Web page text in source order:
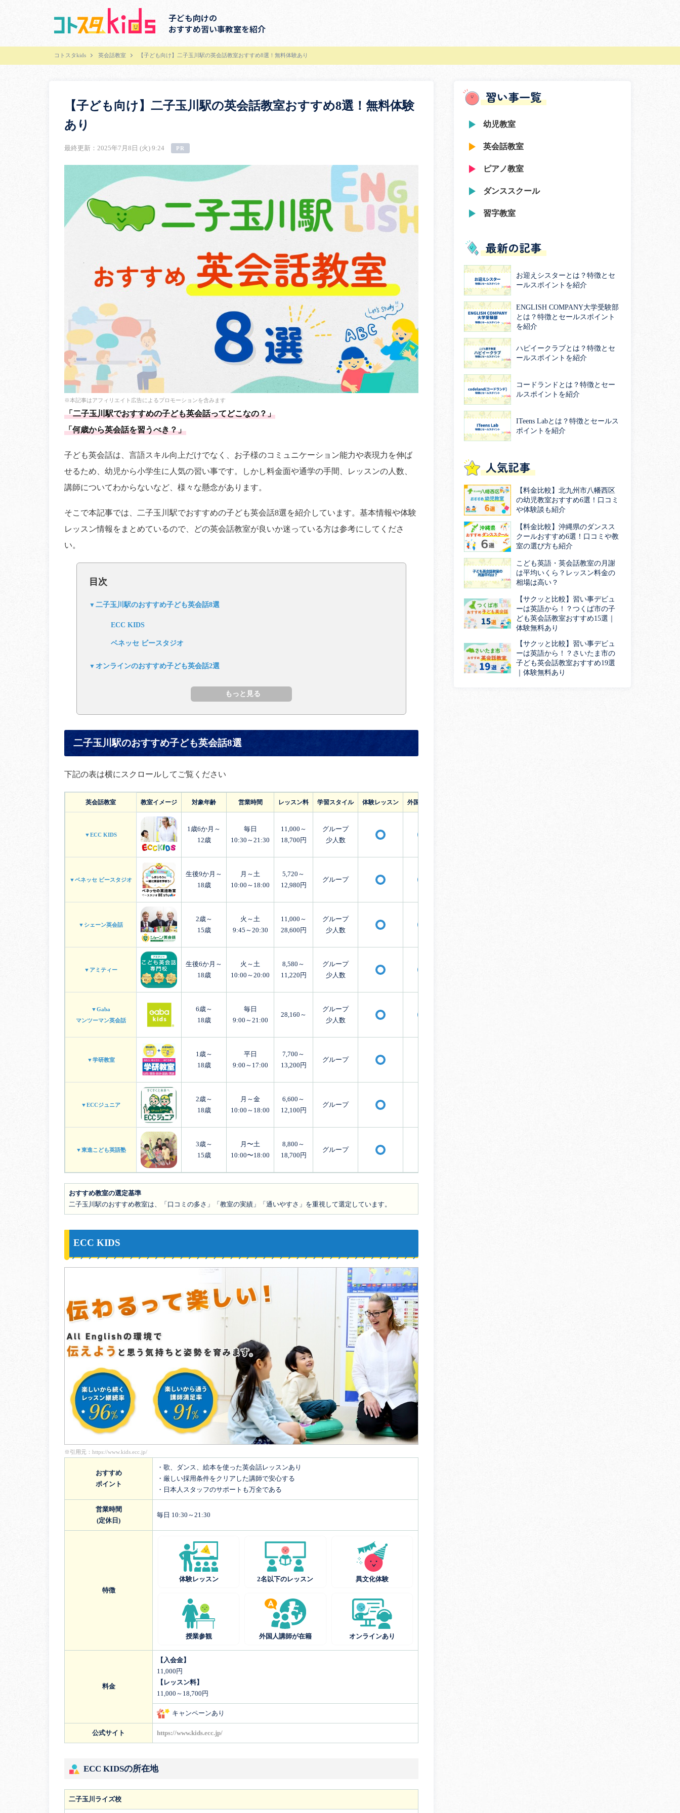
子ども向けの
おすすめ習い事教室を紹介
コトスタkids 英会話教室 【子ども向け】二子玉川駅の英会話教室おすすめ8選！無料体験あり
【子ども向け】二子玉川駅の英会話教室おすすめ8選！無料体験
あり
最終更新：2025年7月8日 (火) 9:24 PR
※本記事はアフィリエイト広告によるプロモーションを含みます
「二子玉川駅でおすすめの子ども英会話ってどこなの？」
「何歳から英会話を習うべき？」
子ども英会話は、言語スキル向上だけでなく、お子様のコミュニケーション能力や表現力を伸ば
せるため、幼児から小学生に人気の習い事です。しかし料金面や通学の手間、レッスンの人数、
講師についてわからないなど、様々な懸念があります。
そこで本記事では、二子玉川駅でおすすめの子ども英会話8選を紹介しています。基本情報や体験
レッスン情報をまとめているので、どの英会話教室が良いか迷っている方は参考にしてくださ
い。
目次
二子玉川駅のおすすめ子ども英会話8選
ECC KIDS
ベネッセ ビースタジオ
オンラインのおすすめ子ども英会話2選
二子玉川駅のおすすめ子ども英会話8選
下記の表は横にスクロールしてご覧ください
英会話教室 教室イメージ 対象年齢 営業時間 レッスン料 学習スタイル 体験レッスン 外国人講師
▼ECC KIDS
1歳6か月～
12歳
毎日
10:30～21:30
11,000～
18,700円
グループ
少人数
▼ベネッセ ビースタジオ
生後9か月～
18歳
月～土
10:00～18:00
5,720～
12,980円
グループ
▼シェーン英会話
2歳～
15歳
火～土
9:45～20:30
11,000～
28,600円
グループ
少人数
▼アミティー
生後6か月～
18歳
火～土
10:00～20:00
8,580～
11,220円
グループ
少人数
▼Gaba
マンツーマン英会話
6歳～
18歳
毎日
9:00～21:00
28,160～
グループ
少人数
▼学研教室
1歳～
18歳
平日
9:00～17:00
7,700～
13,200円
グループ
▼ECCジュニア
2歳～
18歳
月～金
10:00～18:00
6,600～
12,100円
グループ
▼東進こども英語塾
3歳～
15歳
月〜土
10:00〜18:00
8,800～
18,700円
グループ
おすすめ教室の選定基準
二子玉川駅のおすすめ教室は、「口コミの多さ」「教室の実績」「通いやすさ」を重視して選定しています。
ECC KIDS
※引用元： https://www.kids.ecc.jp/
おすすめ
ポイント
・歌、ダンス、絵本を使った英会話レッスンあり
・厳しい採用条件をクリアした講師で安心する
・日本人スタッフのサポートも万全である
営業時間
(定休日)
毎日 10:30～21:30
特徴
体験レッスン 2名以下のレッスン 異文化体験
授業参観 外国人講師が在籍 オンラインあり
料金
【入会金】
11,000円
【レッスン料】
11,000～18,700円
キャンペーンあり
公式サイト https://www.kids.ecc.jp/
ECC KIDSの所在地
二子玉川ライズ校
習い事一覧
幼児教室
英会話教室
ピアノ教室
ダンススクール
習字教室
最新の記事
お迎えシスターとは？特徴とセ
ールスポイントを紹介
ENGLISH COMPANY大学受験部
とは？特徴とセールスポイント
を紹介
ハピイークラブとは？特徴とセ
ールスポイントを紹介
コードランドとは？特徴とセー
ルスポイントを紹介
ITeens Labとは？特徴とセールス
ポイントを紹介
人気記事
【料金比較】北九州市八幡西区
の幼児教室おすすめ6選！口コミ
や体験談も紹介
【料金比較】沖縄県のダンスス
クールおすすめ6選！口コミや教
室の選び方も紹介
こども英語・英会話教室の月謝
は平均いくら？レッスン料金の
相場は高い？
【サクッと比較】習い事デビュ
ーは英語から！？つくば市の子
ども英会話教室おすすめ15選｜
体験無料あり
【サクッと比較】習い事デビュ
ーは英語から！？さいたま市の
子ども英会話教室おすすめ19選
｜体験無料あり